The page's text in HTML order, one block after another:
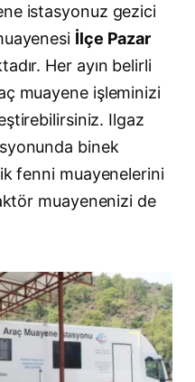
istasyonuz gezici
İlçe Pazar
Her ayın belirli
muayene işleminizi
Ilgaz
binek
fenni muayenelerini
muayenenizi de